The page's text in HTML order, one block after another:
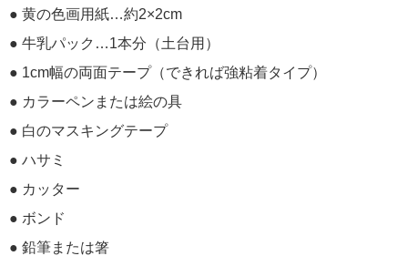
● 黄の色画用紙…約2×2cm
● 牛乳パック…1本分（土台用）
● 1cm幅の両面テープ（できれば強粘着タイプ）
● カラーペンまたは絵の具
● 白のマスキングテープ
● ハサミ
● カッター
● ボンド
● 鉛筆または箸